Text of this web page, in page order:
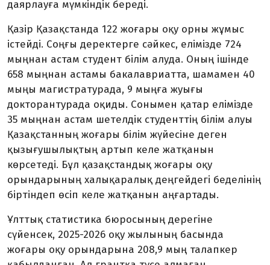
даярлауға мүмкіндік береді.
Қазір Қазақстанда 122 жоғары оқу орны жұмыс
істейді. Соңғы деректерге сәйкес, елімізде 724
мыңнан астам студент білім алуда. Оның ішінде
658 мыңнан астамы бакалавриатта, шамамен 40
мыңы магистратурада, 9 мыңға жуығы
докторантурада оқиды. Сонымен қатар елімізде
35 мыңнан астам шетелдік студенттің білім алуы
Қазақстанның жоғары білім жүйесіне деген
қызығушылықтың артып келе жатқанын
көрсетеді. Бұл қазақстандық жоғары оқу
орындарының халықаралық деңгейдегі беделінің
біртіндеп өсіп келе жатқанын аңғартады.
Ұлттық статистика бюросының дерегіне
сүйенсек, 2025-2026 оқу жылының басында
жоғары оқу орындарына 208,9 мың талапкер